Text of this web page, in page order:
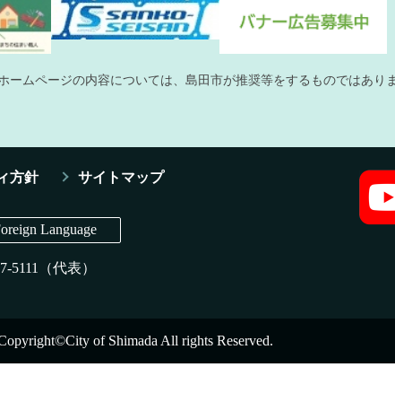
ームページの内容については、島田市が推奨等をするものではありま
方針 サイトマップ
Language
5111（代表）
of Shimada All rights Reserved.